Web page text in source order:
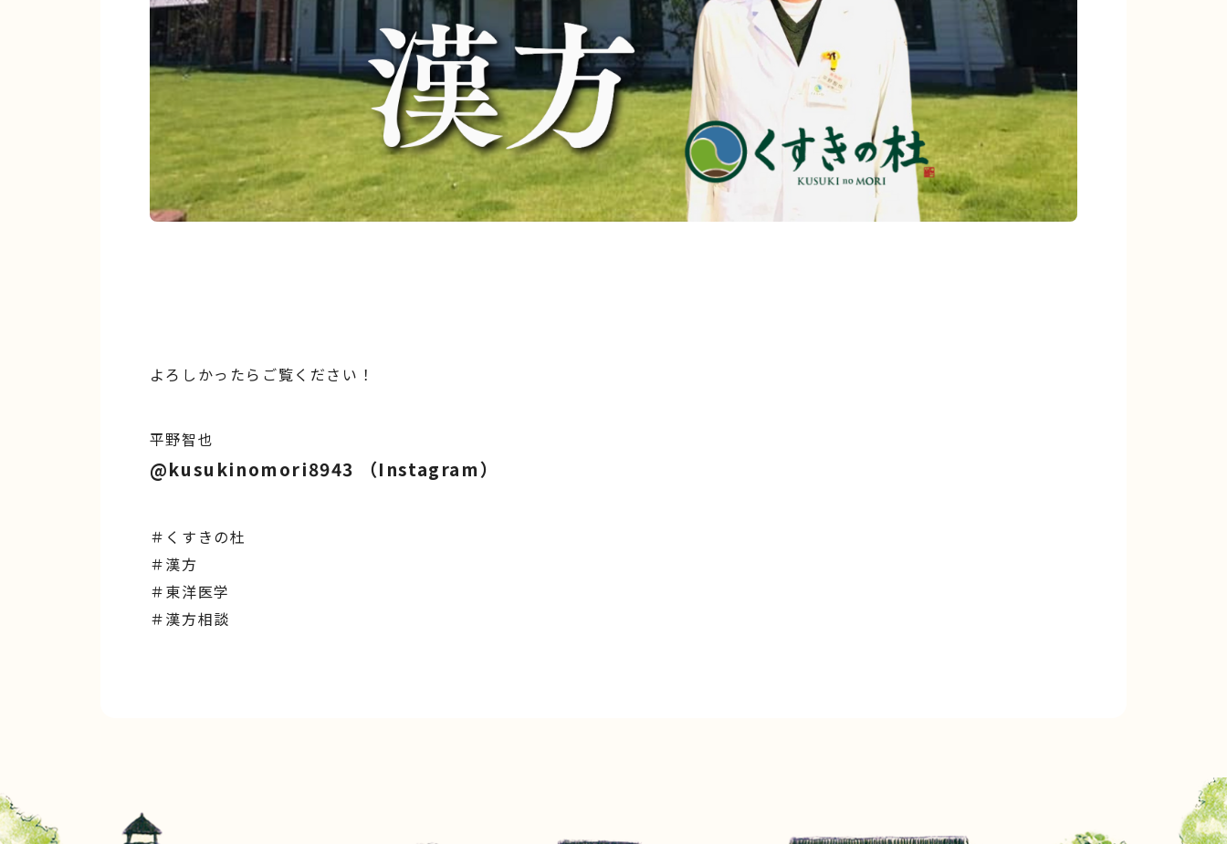
よろしかったらご覧ください！
平野智也
@kusukinomori8943 （Instagram）
＃くすきの杜
＃漢方
＃東洋医学
＃漢方相談